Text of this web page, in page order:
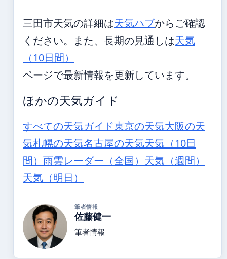
三田市天気の詳細は天気ハブからご確認
ください。また、長期の見通しは天気
（10日間）
ページで最新情報を更新しています。
ほかの天気ガイド
すべての天気ガイド東京の天気大阪の天
気札幌の天気名古屋の天気天気（10日
間） 雨雲レーダー（全国） 天気（週間）
天気（明日）
筆者情報
佐藤健一
筆者情報